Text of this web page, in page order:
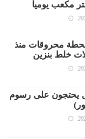
إغلاق 12 محطة محروقات منذ
خلط بنزين
يحتجون على رسوم